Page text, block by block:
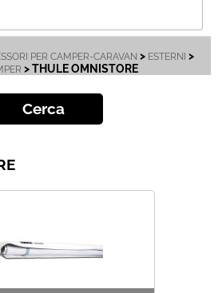
BEST SELLER
Rimorchi
Offerte Del mese
PER CAMPER-CARAVAN > ESTERNI >
> THULE OMNISTORE